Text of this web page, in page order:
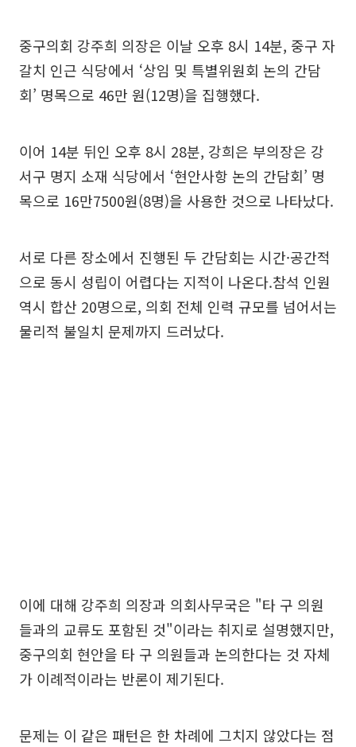
중구의회 강주희 의장은 이날 오후 8시 14분, 중구 자
갈치 인근 식당에서 ‘상임 및 특별위원회 논의 간담
회’ 명목으로 46만 원(12명)을 집행했다.
이어 14분 뒤인 오후 8시 28분, 강희은 부의장은 강
서구 명지 소재 식당에서 ‘현안사항 논의 간담회’ 명
목으로 16만7500원(8명)을 사용한 것으로 나타났다.
서로 다른 장소에서 진행된 두 간담회는 시간·공간적
으로 동시 성립이 어렵다는 지적이 나온다.참석 인원
역시 합산 20명으로, 의회 전체 인력 규모를 넘어서는
물리적 불일치 문제까지 드러났다.
이에 대해 강주희 의장과 의회사무국은 "타 구 의원
들과의 교류도 포함된 것"이라는 취지로 설명했지만,
중구의회 현안을 타 구 의원들과 논의한다는 것 자체
가 이례적이라는 반론이 제기된다.
문제는 이 같은 패턴은 한 차례에 그치지 않았다는 점